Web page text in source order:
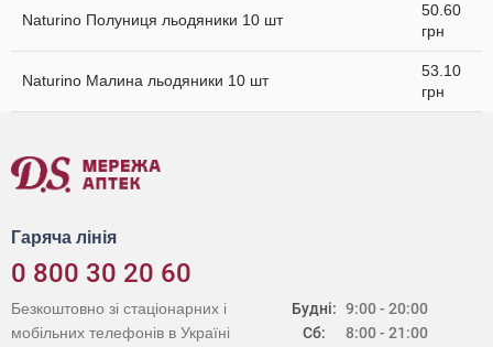
Naturino Полуниця льодяники 10 шт
50.60
грн
Naturino Малина льодяники 10 шт
53.10
грн
Гаряча лінія
0 800 30 20 60
Будні:
Сб:
9:00 - 20:00
8:00 - 21:00
Безкоштовно зі стаціонарних і
мобільних телефонів в Україні